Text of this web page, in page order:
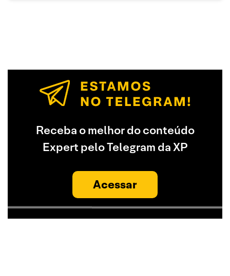
Receba o melhor do conteúdo
Expert pelo Telegram da XP
Acessar